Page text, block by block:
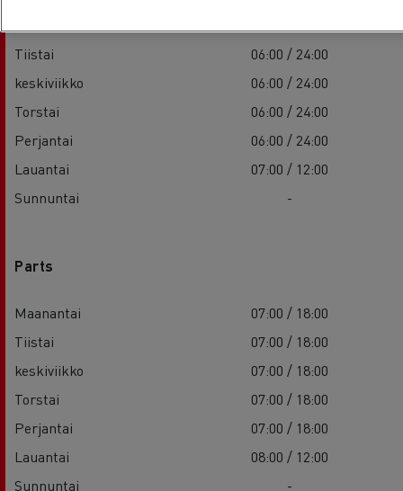
Tiistai
06:00 / 24:00
keskiviikko
06:00 / 24:00
Torstai
06:00 / 24:00
Perjantai
06:00 / 24:00
Lauantai
07:00 / 12:00
Sunnuntai
-
Parts
Maanantai
07:00 / 18:00
Tiistai
07:00 / 18:00
keskiviikko
07:00 / 18:00
Torstai
07:00 / 18:00
Perjantai
07:00 / 18:00
Lauantai
08:00 / 12:00
Sunnuntai
-